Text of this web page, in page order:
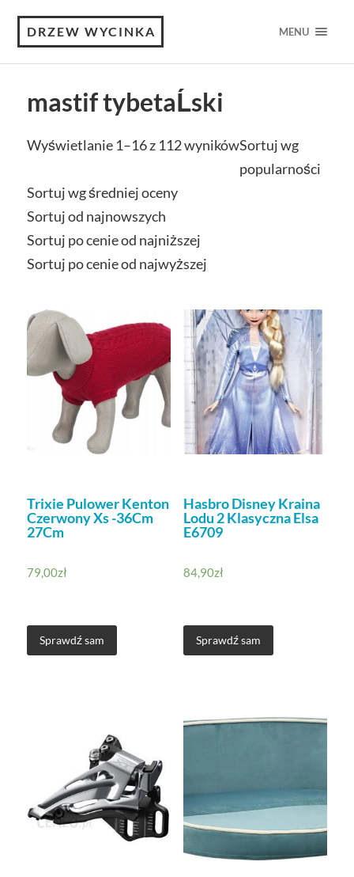
DRZEW WYCINKA MENU
mastif tybetaĹski
Wyświetlanie 1–16 z 112 wynikówSortuj wg
popularności
Sortuj wg średniej oceny
Sortuj od najnowszych
Sortuj po cenie od najniższej
Sortuj po cenie od najwyższej
Trixie Pulower Kenton
Czerwony Xs -36Cm
27Cm
79,00zł
Sprawdź sam
Hasbro Disney Kraina
Lodu 2 Klasyczna Elsa
E6709
84,90zł
Sprawdź sam